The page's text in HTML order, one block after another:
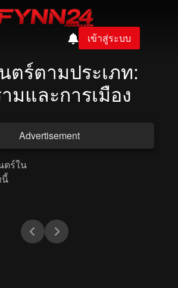
เข้าสู่ระบบ
ตร์ตามประเภท:
มและการเมือง
ตร์ใน
นี้